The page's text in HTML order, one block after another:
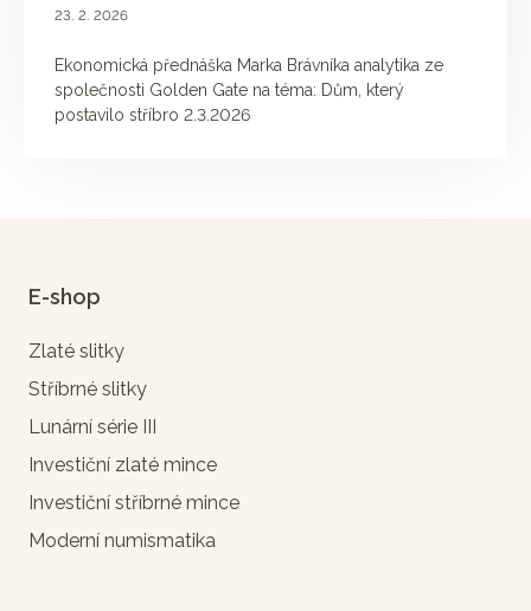
23. 2. 2026
Ekonomická přednáška Marka Brávníka analytika ze
společnosti Golden Gate na téma: Dům, který
postavilo stříbro 2.3.2026
E-shop
Zlaté slitky
Stříbrné slitky
Lunární série III
Investiční zlaté mince
Investiční stříbrné mince
Moderní numismatika